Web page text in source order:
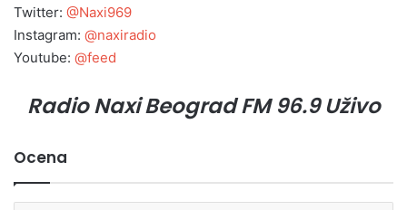
Twitter: @Naxi969
Instagram: @naxiradio
Youtube: @feed
Radio Naxi Beograd FM 96.9 Uživo
Ocena